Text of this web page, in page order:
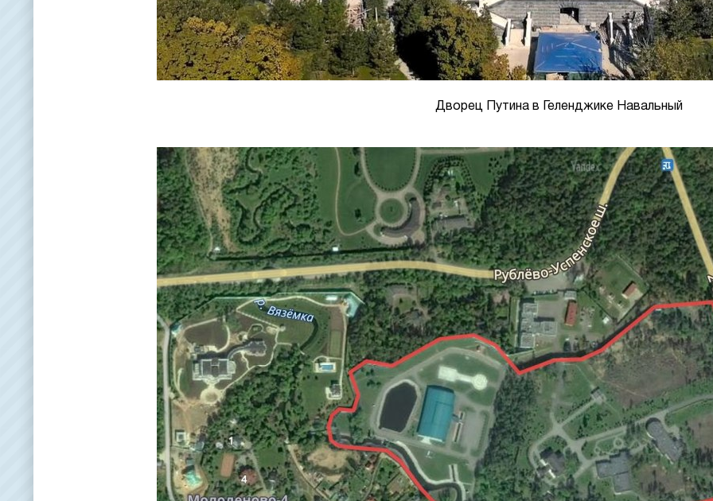
Дворец Путина в Геленджике Навальный